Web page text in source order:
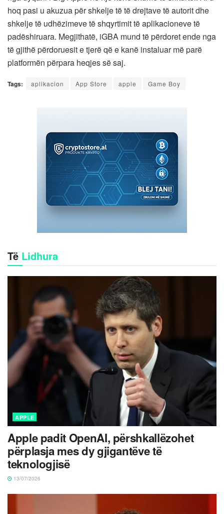
hoq pasi u akuzua për shkelje të të drejtave të autorit dhe
shkelje të udhëzimeve të shqyrtimit të aplikacioneve të
padëshiruara. Megjithatë, iGBA mund të përdoret ende nga
të gjithë përdoruesit e tjerë që e kanë instaluar më parë
platformën përpara heqjes së saj.
Tags: aplikacion App Store apple Game Boy
Të Lidhura
APPLE
Apple padit OpenAI, përshkallëzohet
përplasja mes dy gjigantëve të
teknologjisë
13/07/2026